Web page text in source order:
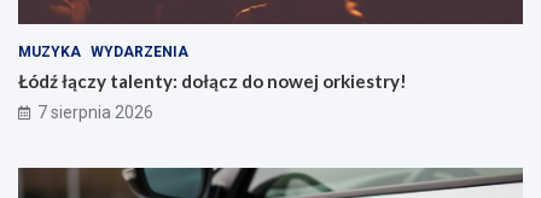
MUZYKA WYDARZENIA
Łódź łączy talenty: dołącz do nowej orkiestry!
7 sierpnia 2026